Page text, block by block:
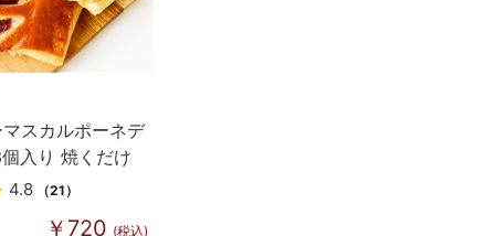
スカルポーネデ
入り 焼くだけ
4.8 （21）
￥720 (税込)